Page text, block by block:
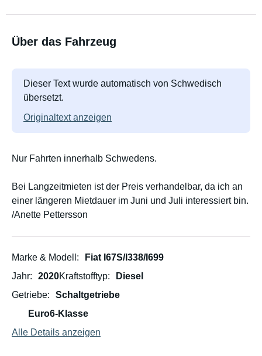
Über das Fahrzeug
Dieser Text wurde automatisch von Schwedisch
übersetzt.
Originaltext anzeigen
Nur Fahrten innerhalb Schwedens.
Bei Langzeitmieten ist der Preis verhandelbar, da ich an
einer längeren Mietdauer im Juni und Juli interessiert bin.
/Anette Pettersson
Marke & Modell
Fiat I67S/I338/I699
Jahr
2020Kraftstofftyp
Diesel
Getriebe
Schaltgetriebe
Euro6-Klasse
Alle Details anzeigen